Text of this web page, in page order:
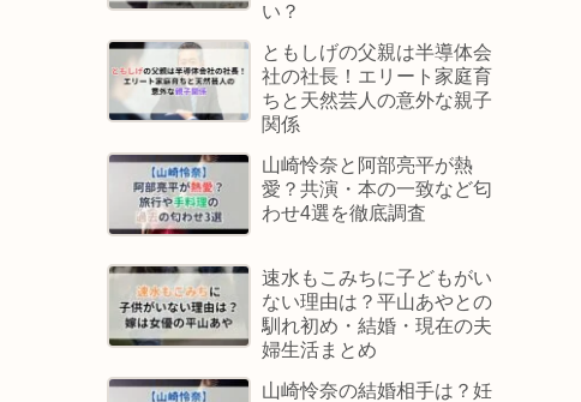
い？
ともしげの父親は半導体会
社の社長！エリート家庭育
ちと天然芸人の意外な親子
関係
山崎怜奈と阿部亮平が熱
愛？共演・本の一致など匂
わせ4選を徹底調査
速水もこみちに子どもがい
ない理由は？平山あやとの
馴れ初め・結婚・現在の夫
婦生活まとめ
山崎怜奈の結婚相手は？妊